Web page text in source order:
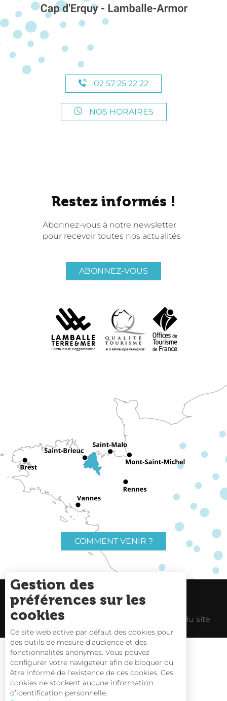
02 57 25 22 22
NOS HORAIRES
Restez informés !
Abonnez-vous à notre newsletter
pour recevoir toutes nos actualités
ABONNEZ-VOUS
COMMENT VENIR ?
Charte du voyageur Liens utiles
Espace Pro Plan du site
Carte interactive
Gestion des
préférences sur les
cookies
Ce site web active par défaut des cookies pour
des outils de mesure d'audience et des
fonctionnalités anonymes. Vous pouvez
configurer votre navigateur afin de bloquer ou
être informé de l'existence de ces cookies. Ces
cookies ne stockent aucune information
d’identification personnelle.